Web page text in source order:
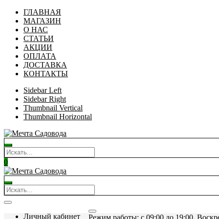
ГЛАВНАЯ
МАГАЗИН
О НАС
СТАТЬИ
АКЦИИ
ОПЛАТА
ДОСТАВКА
КОНТАКТЫ
Sidebar Left
Sidebar Right
Thumbnail Vertical
Thumbnail Horizontal
0
Личный кабинет
Режим работы: c 09:00 до 19:00.